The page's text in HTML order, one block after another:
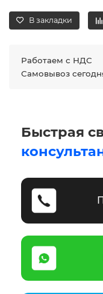
В закладки
Работаем с НДС
Самовывоз
Быстрая